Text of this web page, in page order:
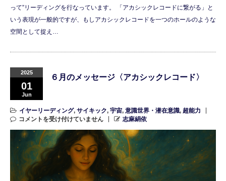
って”リーディングを行なっています。 「アカシックレコードに繋がる」と
いう表現が一般的ですが、もしアカシックレコードを一つのホールのような
空間として捉え…
2025
01
Jun
６月のメッセージ〈アカシックレコード〉
イヤーリーディング, サイキック, 宇宙, 意識世界・潜在意識, 超能力
コメントを受け付けていません
志麻絹依